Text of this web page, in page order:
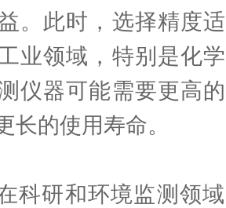
。此时，选择精度
业领域，特别是化
仪器可能需要更高
长的使用寿命。
研和环境监测领域